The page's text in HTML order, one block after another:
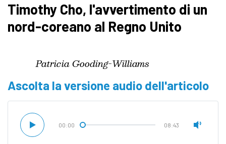
Timothy Cho, l'avvertimento di un
nord-coreano al Regno Unito
Patricia Gooding-Williams
Ascolta la versione audio dell'articolo
00:00 08:43